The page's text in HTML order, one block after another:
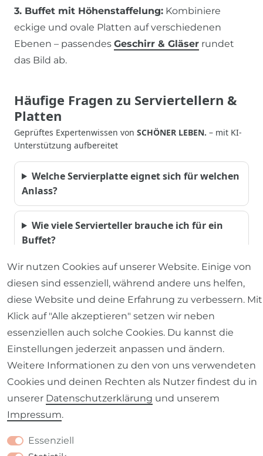
3. Buffet mit Höhenstaffelung: Kombiniere
eckige und ovale Platten auf verschiedenen
Ebenen – passendes Geschirr & Gläser rundet
das Bild ab.
Häufige Fragen zu Serviertellern &
Platten
Geprüftes Expertenwissen von SCHÖNER LEBEN. – mit KI-
Unterstützung aufbereitet
Welche Servierplatte eignet sich für welchen
Anlass?
Wie viele Servierteller brauche ich für ein
Buffet?
Welches Material ist am pflegeleichtesten?
Kann ich Servierteller auch als Deko nutzen?
Welche Größe sollte eine Käseplatte haben?
Was ist der Unterschied zwischen
Servierplatte und Tablett?
Tischwäsche?
Wir nutzen Cookies auf unserer Website. Einige von
diesen sind essenziell, während andere uns helfen,
diese Website und deine Erfahrung zu verbessern. Mit
Klick auf "Alle akzeptieren" setzen wir neben
essenziellen auch solche Cookies. Du kannst die
Einstellungen jederzeit anpassen und ändern.
Weitere Informationen zu den von uns verwendeten
Cookies und deinen Rechten als Nutzer findest du in
unserer Daten­schutz­erklärung und unserem
Impressum.
Essenziell